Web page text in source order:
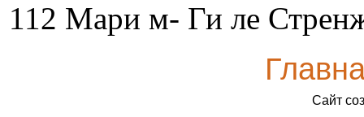
112 Мари м- Ги ле
Сайт